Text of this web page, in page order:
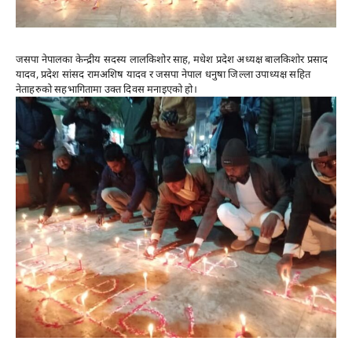
जसपा नेपालका केन्द्रीय सदस्य लालकिशोर साह, मधेश प्रदेश अध्यक्ष बालकिशोर प्रसाद
यादव, प्रदेश सांसद रामअशिष यादव र जसपा नेपाल धनुषा जिल्ला उपाध्यक्ष सहित
नेताहरुको सहभागितामा उक्त दिवस मनाइएको हो।